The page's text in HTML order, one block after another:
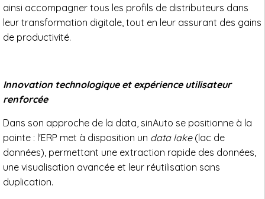
ainsi accompagner tous les profils de distributeurs dans
leur transformation digitale, tout en leur assurant des gains
de productivité.
Innovation technologique et expérience utilisateur
renforcée
Dans son approche de la data, sinAuto se positionne à la
pointe : l'ERP met à disposition un data lake(lac de
données), permettant une extraction rapide des données,
une visualisation avancée et leur réutilisation sans
duplication.